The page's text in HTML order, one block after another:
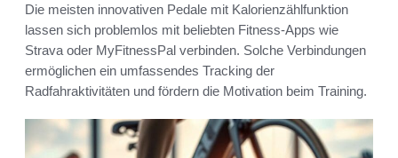
Die meisten innovativen Pedale mit Kalorienzählfunktion
lassen sich problemlos mit beliebten Fitness-Apps wie
Strava oder MyFitnessPal verbinden. Solche Verbindungen
ermöglichen ein umfassendes Tracking der
Radfahraktivitäten und fördern die Motivation beim Training.